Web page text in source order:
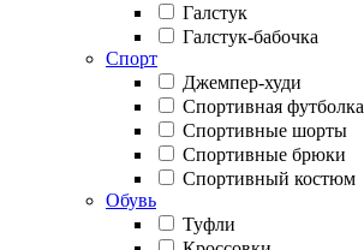
Галстук
Галстук-бабочка
Спорт
Джемпер-худи
Спортивная футболка
Спортивные шорты
Спортивные брюки
Спортивный костюм
Обувь
Туфли